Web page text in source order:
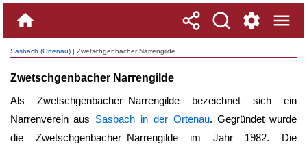
Sasbach (Ortenau) | Zwetschgenbacher Narrengilde
Zwetschgenbacher Narrengilde
Als Zwetschgenbacher Narrengilde bezeichnet sich ein
Narrenverein aus Sasbach in der Ortenau. Gegründet wurde
die Zwetschgenbacher Narrengildeim Jahr 1982. Die